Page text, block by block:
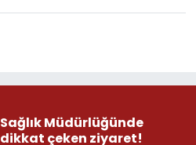
Sağlık Müdürlüğünde
dikkat çeken ziyaret!